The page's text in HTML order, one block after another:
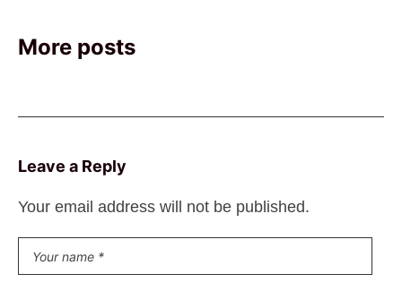
More posts
Leave a Reply
Your email address will not be published.